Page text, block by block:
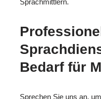
Sprachmittlern.
Bedarf für
Sprechen Sie uns an,